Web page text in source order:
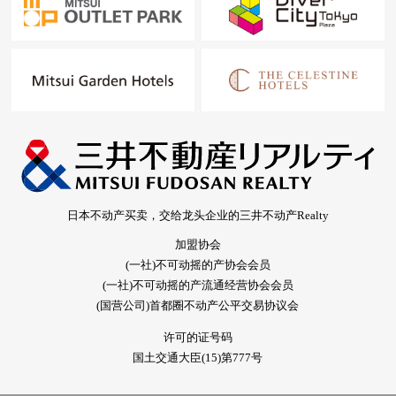
日本不动产买卖，交给龙头企业的三井不动产Realty
加盟协会
(一社)不可动摇的产协会会员
(一社)不可动摇的产流通经营协会会员
(国营公司)首都圈不动产公平交易协议会
许可的证号码
国土交通大臣(15)第777号